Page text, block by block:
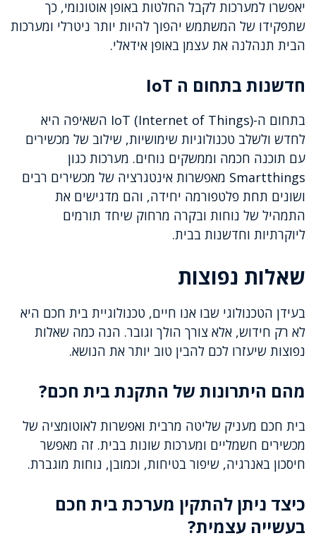
יאפשרו למערכות לקבל החלטות באופן אוטונומי, כך
שתפקידו של המשתמש יהפוך להיות יותר ניטרלי ומערכות
הבית תנהלנה את עצמן באופן אידאלי.
חדשנות בתחום ה IoT
בתחום ה-IoT (Internet of Things) השאיפה היא
לחדש ולשלב טכנולוגיות שימושיות, שילוב של מכשירים
עם תוכנה חכמה וממשקים נוחים. מערכות כגון
Smartthings מאפשרות אינטגרציה של מכשירים רבים
ושונים תחת פלטפורמה יחידה, והם מדגישים את
התמהיל של נוחות ובקרה מרחוק שיחד תורמים
ליוקרתיות וחדשנות בבית.
שאלות נפוצות
בעידן הטכנולוגי שבו אנו חיים, טכנולוגיית בית חכם היא
לא רק חידוש, אלא צורך הולך וגובר. הנה כמה שאלות
נפוצות שיעזרו לכם להבין טוב יותר את הנושא.
מהם היתרונות של התקנת בית חכם?
בית חכם מעניק שליטה מרבית ואפשרות לאוטומציה של
מכשירים חשמליים ומערכות שונות בבית. זה מאפשר
חיסכון באנרגיה, שיפור בטיחות, וכמובן, נוחות מוגברת.
כיצד ניתן להתקין מערכת בית חכם
בעשייה עצמית?